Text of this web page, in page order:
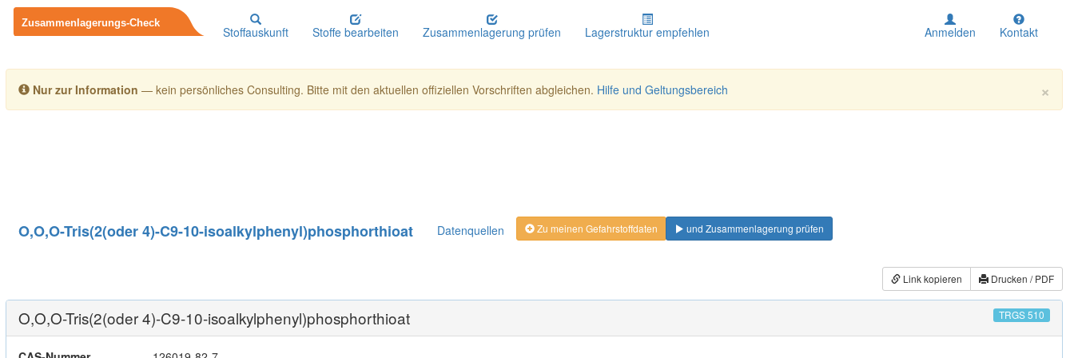
Stoffauskunft Stoffe bearbeiten Zusammenlagerung prüfen Lagerstruktur empfehlen Anmelden Kontakt
×
Nur zur Information — kein persönliches Consulting. Bitte mit den aktuellen offiziellen Vorschriften abgleichen. Hilfe und Geltungsbereich
O,O,O-Tris(2(oder 4)-C9-10-isoalkylphenyl)phosphorthioat Datenquellen Zu meinen Gefahrstoffdaten und Zusammenlagerung prüfen
Link kopieren Drucken / PDF
O,O,O-Tris(2(oder 4)-C9-10-isoalkylphenyl)phosphorthioat TRGS 510